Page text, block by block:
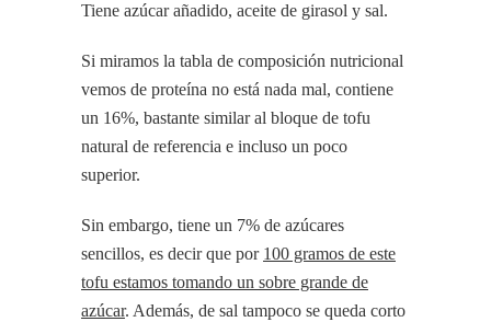
Tiene azúcar añadido, aceite de girasol y sal.
Si miramos la tabla de composición nutricional
vemos de proteína no está nada mal, contiene
un 16%, bastante similar al bloque de tofu
natural de referencia e incluso un poco
superior.
Sin embargo, tiene un 7% de azúcares
sencillos, es decir que por 100 gramos de este
tofu estamos tomando un sobre grande de
azúcar. Además, de sal tampoco se queda corto